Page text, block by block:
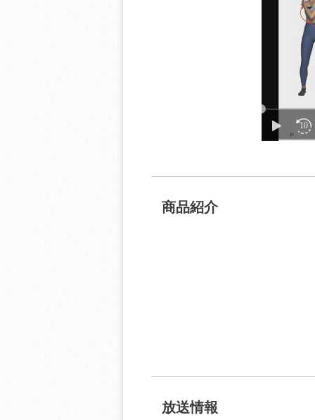
商品紹介
放送情報